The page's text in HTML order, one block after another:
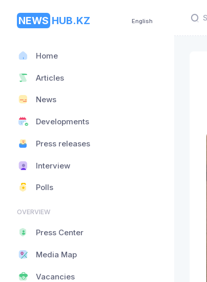
NEWS HUB.KZ English
Home
Articles
News
Developments
Press releases
Interview
Polls
OVERVIEW
Press Center
Media Map
Vacancies